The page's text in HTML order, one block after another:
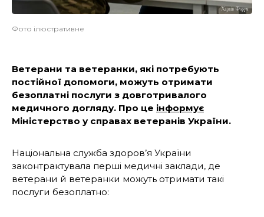
Фото ілюстративне
Ветерани та ветеранки, які потребують
постійної допомоги, можуть отримати
безоплатні послуги з довготривалого
медичного догляду. Про це інформує
Міністерство у справах ветеранів України.
Національна служба здоров’я України
законтрактувала перші медичні заклади, де
ветерани й ветеранки можуть отримати такі
послуги безоплатно: